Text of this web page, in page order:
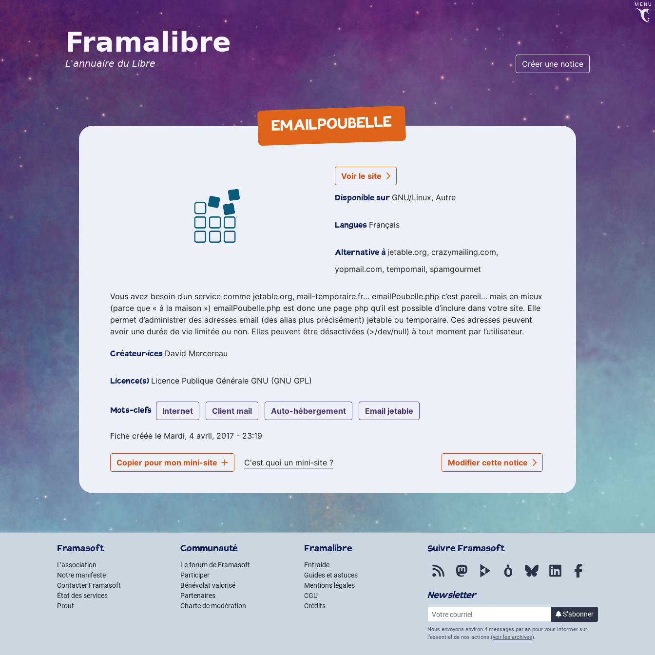
MENU
Framalibre
L'annuaire du Libre Créer une notice
EMAILPOUBELLE
Voir le site
Disponible sur GNU/Linux, Autre
Langues Français
Alternative à jetable.org, crazymailing.com,
yopmail.com, tempomail, spamgourmet
Vous avez besoin d’un service comme jetable.org, mail-temporaire.fr… emailPoubelle.php c’est pareil… mais en mieux
(parce que « à la maison ») emailPoubelle.php est donc une page php qu’il est possible d’inclure dans votre site. Elle
permet d’administrer des adresses email (des alias plus précisément) jetable ou temporaire. Ces adresses peuvent
avoir une durée de vie limitée ou non. Elles peuvent être désactivées (>/dev/null) à tout moment par l’utilisateur.
Créateur·ices David Mercereau
Licence(s) Licence Publique Générale GNU (GNU GPL)
Mots-clefs internet client mail auto-hébergement email jetable
Fiche créée le Mardi, 4 avril, 2017 - 23:19
Copier pour mon mini-site C'est quoi un mini-site ? Modifier cette notice
Framasoft
L’association
Notre manifeste
Contacter Framasoft
État des services
Prout
Communauté
Le forum de Framasoft
Participer
Bénévolat valorisé
Partenaires
Charte de modération
Framalibre
Entraide
Guides et astuces
Mentions légales
CGU
Crédits
Suivre Framasoft
Flux RSS MastodonPeerTube Mobilizon Bluesky LinkedIn
Newsletter
Votre courriel
S’abonner
à la lettre d’informations
Nous envoyons environ 4 messages par an pour vous informer sur
l’essentiel de nos actions (voir les archives).